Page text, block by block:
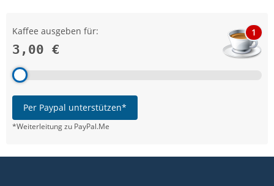
Kaffee ausgeben für:
3,00 €
1
Per Paypal unterstützen*
*Weiterleitung zu PayPal.Me